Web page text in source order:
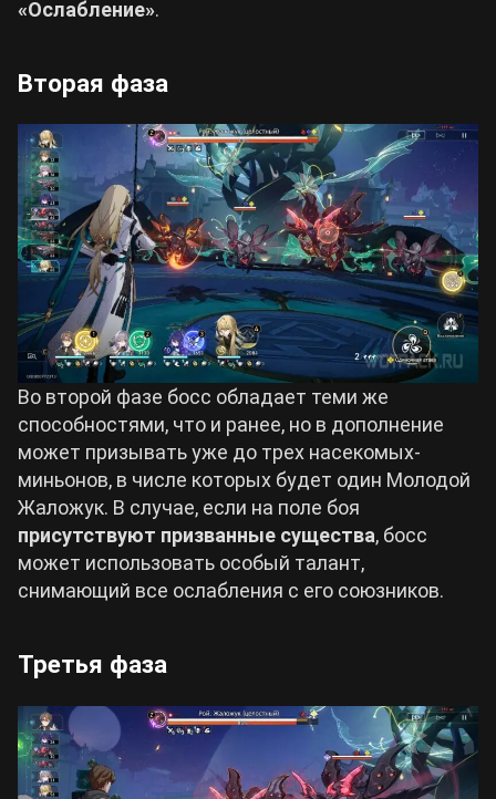
«Ослабление».
Вторая фаза
Во второй фазе босс обладает теми же
способностями, что и ранее, но в дополнение
может призывать уже до трех насекомых-
миньонов, в числе которых будет один Молодой
Жаложук. В случае, если на поле боя
присутствуют призванные существа, босс
может использовать особый талант,
снимающий все ослабления с его союзников.
Третья фаза